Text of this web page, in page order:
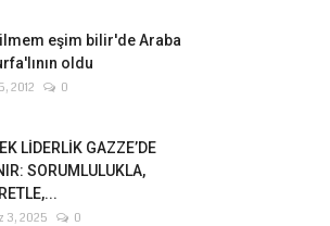
eşim bilir'de Araba
oldu
2012 0
LİDERLİK GAZZE’DE
SORUMLULUKLA,
3, 2025 0